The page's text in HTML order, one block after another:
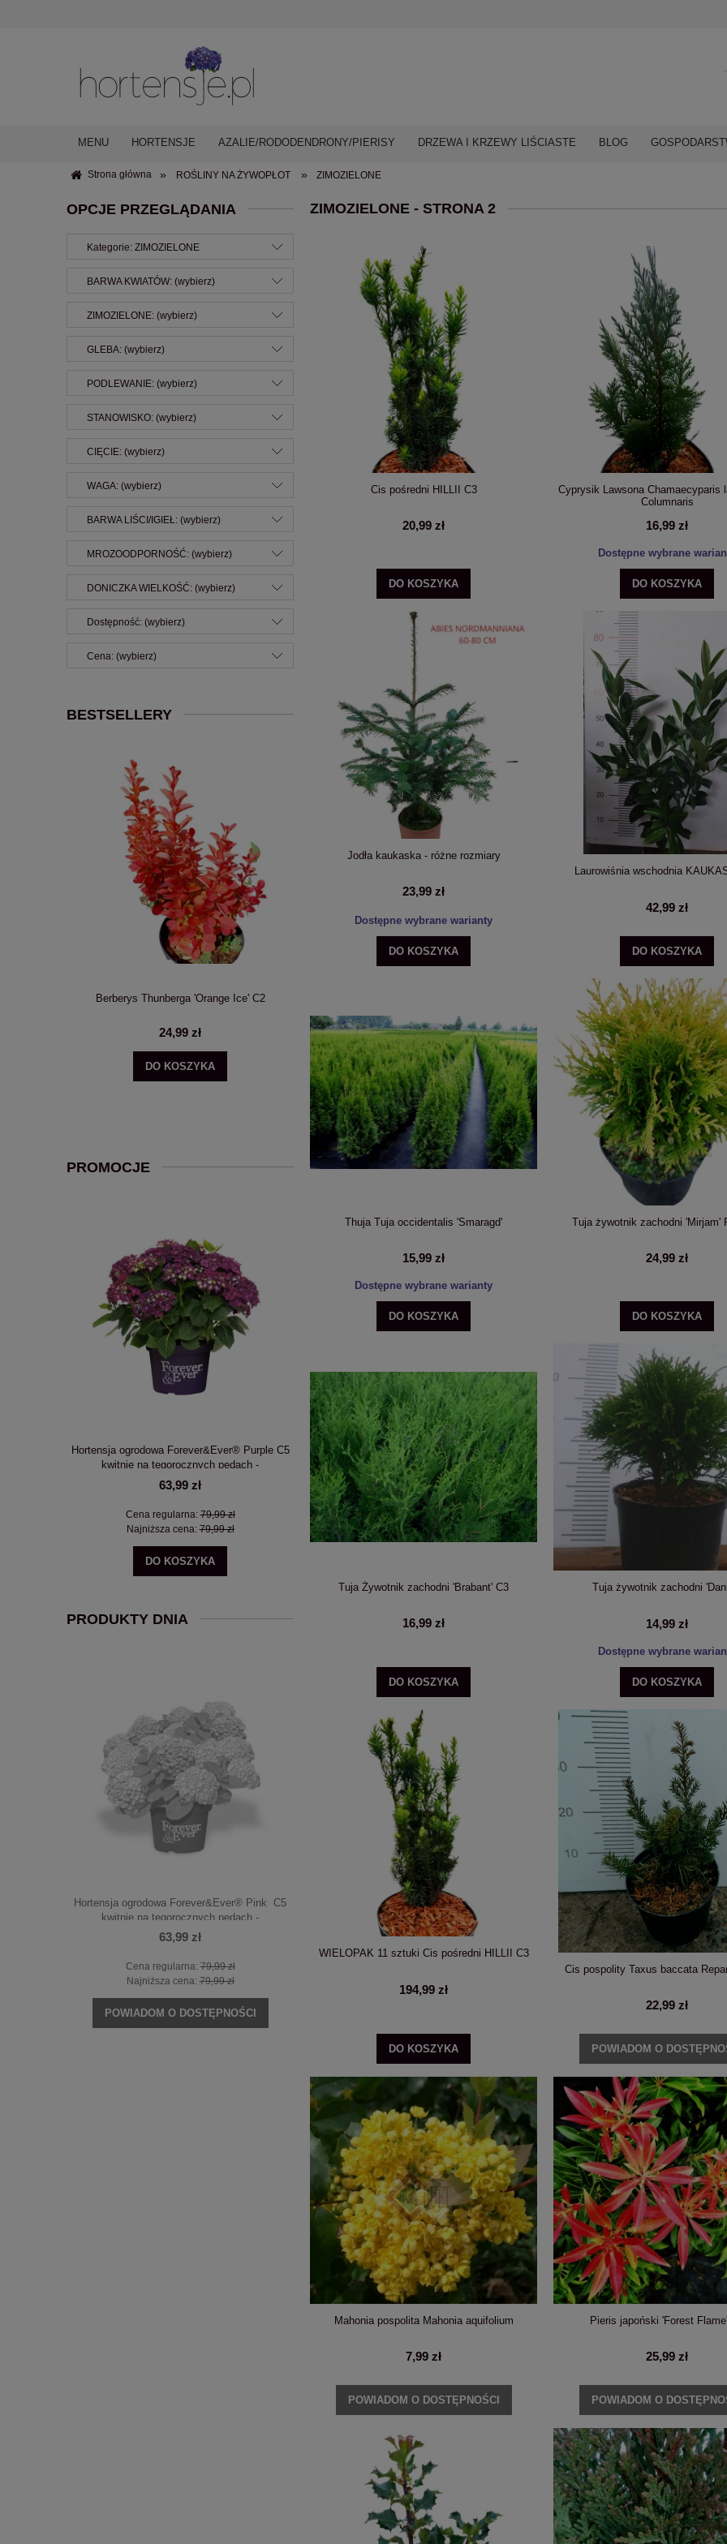
MENU HORTENSJE AZALIE/RODODENDRONY/PIERISY DRZEWA I KRZEWY LIŚCIASTE BLOG
Strona główna » ROŚLINY NA ŻYWOPŁOT » ZIMOZIELONE
OPCJE PRZEGLĄDANIA
Kategorie: ZIMOZIELONE
BARWA KWIATÓW: (wybierz)
ZIMOZIELONE: (wybierz)
GLEBA: (wybierz)
PODLEWANIE: (wybierz)
STANOWISKO: (wybierz)
CIĘCIE: (wybierz)
WAGA: (wybierz)
BARWA LIŚCI/IGIEŁ: (wybierz)
MROZOODPORNOŚĆ: (wybierz)
DONICZKA WIELKOŚĆ: (wybierz)
Dostępność: (wybierz)
Cena: (wybierz)
BESTSELLERY
Berberys Thunberga 'Orange Ice' C2
24,99 zł
DO KOSZYKA
189,99 zł
DO KOSZYKA
Hortensja bukietowa 'Living Cotton
niskm 40cm pniu
69,99 zł
POWIADOM O DOSTĘPNOŚCI
PROMOCJE
Hortensja ogrodowa Forever&Ever® Purple C5
kwitnie na tegorocznych pędach -
PRZEKWITNIĘTA
63,99 zł
Cena regularna:79,99 zł
Najniższa cena:79,99 zł
DO KOSZYKA
Hortensja ogrodowa Forever&Ever® Red C5
kwitnie na tegorocznych pędach -
PRZEKWITNIĘTA
63,99 zł
Cena regularna:
79,99 zł
Najniższa cena:79,99 zł
Hortensja ogrodowa Forever&Ever® Pink
kwitnie na tegorocznych pędach -
PRZEKWITNIĘTA
63,99 zł
Cena regularna:
Najniższa cena:
PRODUKTY DNIA
Hortensja ogrodowa Forever&Ever® Pink C5
kwitnie na tegorocznych pędach -
PRZEKWITNIĘTA
63,99 zł
Cena regularna:79,99 zł
Najniższa cena:79,99 zł
POWIADOM O DOSTĘPNOŚCI
Hortensja krzewiasta 'NCHA2' PINK
ANNABELLE C5
67,99 zł
PRZEDSPRZEDAŻ: Hortensja
'Charm' C5
48,99 zł
DO KOSZYKA
ZIMOZIELONE - STRONA 2
Cis pośredni HILLII C3
20,99 zł
DO KOSZYKA
Cyprysik Lawsona Chamaecyparis
Columnaris
16,99 zł
Dostępne wybrane
DO KOSZYKA
Jodła kaukaska - różne rozmiary
23,99 zł
Dostępne wybrane warianty
DO KOSZYKA
Laurowiśnia wschodnia
42,99 zł
DO KOSZYKA
Thuja Tuja occidentalis 'Smaragd'
15,99 zł
Dostępne wybrane warianty
DO KOSZYKA
Tuja żywotnik zachodni 'Mirjam'
24,99 zł
DO KOSZYKA
Tuja Żywotnik zachodni 'Brabant' C3
16,99 zł
DO KOSZYKA
Tuja żywotnik zachodni
14,99 zł
Dostępne wybrane
DO KOSZYKA
WIELOPAK 11 sztuki Cis pośredni HILLII C3
194,99 zł
DO KOSZYKA
Cis pospolity Taxus baccata
22,99 zł
POWIADOM O
Mahonia pospolita Mahonia aquifolium
7,99 zł
POWIADOM O DOSTĘPNOŚCI
Pieris japoński 'Forest
25,99 zł
POWIADOM O